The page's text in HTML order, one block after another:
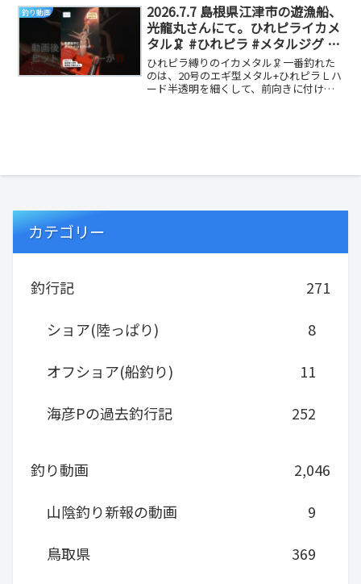
釣り動画
2026.7.7 島根県江津市の遊漁船、
光龍丸さんにて。ひれピライカメ
タル🦑 #ひれピラ #メタルジグ #
釣り #fishing
ひれピラ縛りのイカメタル🦑一番釣れた
のは、20号のエギ型メタル+ひれピラＬハ
ード半透明を細くして、前向きに付けた
カテゴリー
釣行記
271
ショア(陸っぱり)
8
オフショア(船釣り)
11
海彦Pの過去釣行記
252
釣り動画
2,046
山陰釣り新報の動画
9
鳥取県
369